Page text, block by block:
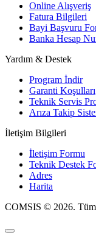
Online Alışveriş
Fatura Bilgileri
Bayi Başvuru
Banka Hesap
Yardım & Destek
Program İndir
Garanti Koşulları
Teknik Servis
Arıza Takip
İletişim Bilgileri
İletişim Formu
Teknik Destek
Adres
Harita
COMSIS © 2026. Tüm